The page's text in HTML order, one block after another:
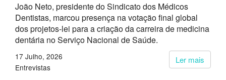
João Neto, presidente do Sindicato dos Médicos
Dentistas, marcou presença na votação final global
dos projetos-lei para a criação da carreira de medicina
dentária no Serviço Nacional de Saúde.
Ler mais
17 Julho, 2026
Entrevistas